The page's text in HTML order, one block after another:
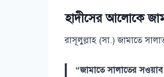
হাদীসের আলোকে
রাসূলুল্লাহ (সা.) জামাতে
“জামাতে সালাতের